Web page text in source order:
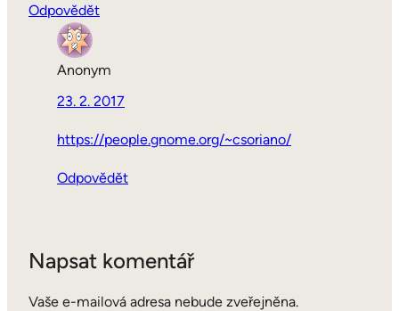
Odpovědět
Anonym
23. 2. 2017
https://people.gnome.org/~csoriano/
Odpovědět
Napsat komentář
Vaše e-mailová adresa nebude zveřejněna.